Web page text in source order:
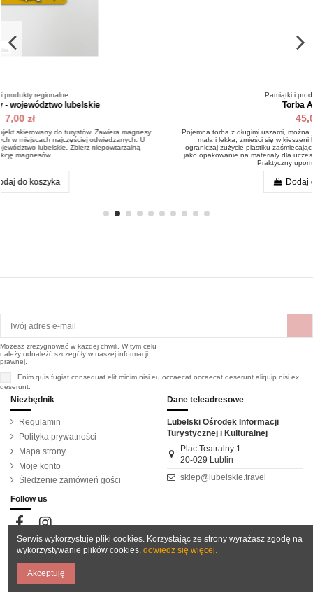
Pojemna torba z długimi uszami, można ją nosić również na ramieniu. Po złożeniu
mała i lekka, zmieści się w kieszeni lub torebce. Miej zawsze przy sobie i
ograniczaj zużycie plastiku zaśmiecającego świat. Świetnie się również sprawdzi
jako opakowanie na materiały dla uczestników konferencji. Nadaje się do prania.
Możesz zrezygnować w każdej chwili. W tym celu
należy odnaleźć szczegóły w naszej informacji
prawnej.
Enim quis fugiat consequat elit minim nisi eu occaecat occaecat deserunt aliquip nisi ex
deserunt.
Niezbędnik
Regulamin
Polityka prywatności
Mapa strony
Moje konto
Śledzenie zamówień gości
Dane teleadresowe
Lubelski Ośrodek Informacji
Turystycznej i Kulturalnej
Plac Teatralny 1
20-029 Lublin
sklep@lubelskie.travel
Follow us
Serwis wykorzystuje pliki cookies. Korzystając ze strony wyrażasz zgodę na
wykorzystywanie plików cookies. dowiedz się więcej.
Akceptuję